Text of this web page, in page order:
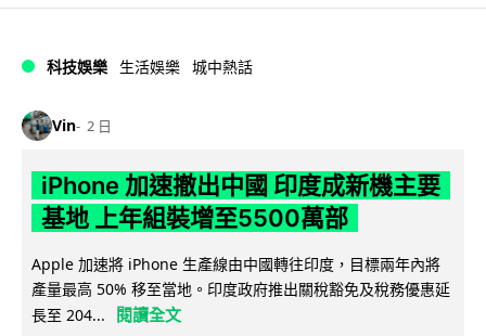
科技娛樂 生活娛樂 城中熱話
Vin 2 日
iPhone 加速撤出中國 印度成新機主要
基地 上年組裝增至5500萬部
Apple 加速將 iPhone 生產線由中國轉往印度，目標兩年內將
產量最高 50% 移至當地。印度政府推出關稅豁免及稅務優惠延
長至 204...
閱讀全文